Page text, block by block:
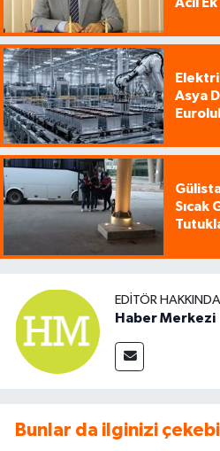
Asya
Sıcak
EDITÖR HAKKINDA
Haber Merkezi
Bunlar da ilginizi